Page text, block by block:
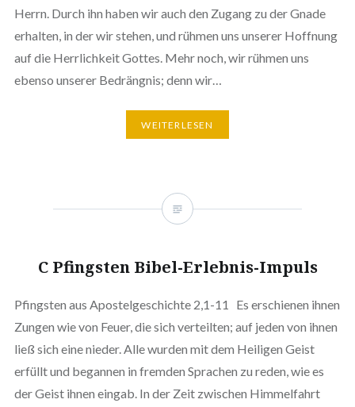
Herrn. Durch ihn haben wir auch den Zugang zu der Gnade
erhalten, in der wir stehen, und rühmen uns unserer Hoffnung
auf die Herrlichkeit Gottes. Mehr noch, wir rühmen uns
ebenso unserer Bedrängnis; denn wir…
WEITERLESEN
C Pfingsten Bibel-Erlebnis-Impuls
Pfingsten aus Apostelgeschichte 2,1-11 Es erschienen ihnen
Zungen wie von Feuer, die sich verteilten; auf jeden von ihnen
ließ sich eine nieder. Alle wurden mit dem Heiligen Geist
erfüllt und begannen in fremden Sprachen zu reden, wie es
der Geist ihnen eingab. In der Zeit zwischen Himmelfahrt